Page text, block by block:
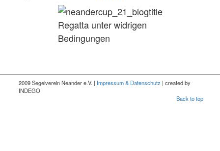
Regatta unter widrigen
Bedingungen
2009 Segelverein Neander e.V. | Impressum & Datenschutz | created by
INDEGO
Back to top